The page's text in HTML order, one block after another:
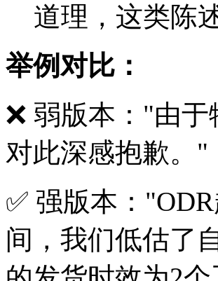
道理，这类陈
举例对比：
❌ 弱版本："由
对此深感抱歉。"
✅ 强版本：
间，我们低估了